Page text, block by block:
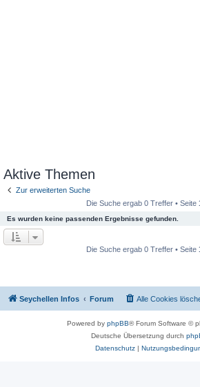
Aktive Themen
Zur erweiterten Suche
Die Suche ergab 0 Treffer • Seite
Es wurden keine passenden Ergebnisse gefunden.
Die Suche ergab 0 Treffer • Seite
Seychellen Infos Forum Alle Cookies
Powered by phpBB® Forum Software ©
Deutsche Übersetzung durch
Datenschutz|